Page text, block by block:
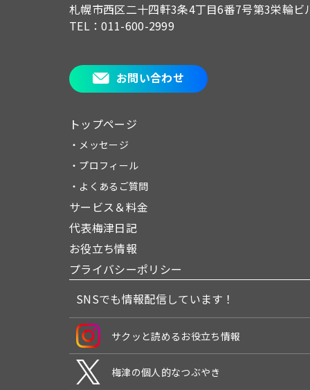
札幌市西区二十四軒3条4丁目6番7号第3栄輪ビ
TEL：011-600-2999
お問い合わせ
トップページ
・メッセージ
・プロフィール
・よくあるご質問
サービス＆料金
代表梅津日記
お役立ち情報
プライバシーポリシー
SNSでも情報配信しています！
サクッと読めるお役立ち情報
梅津の個人的なつぶやき